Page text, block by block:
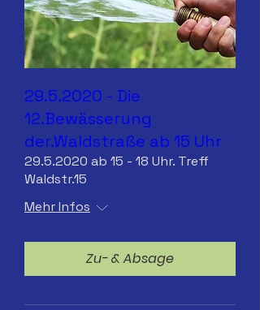
29.5.2020 - Die
12.Bewässerung
der.Waldstraße ab 15 Uhr
29.5.2020 ab 15 - 18 Uhr. Treff
Waldstr.15
Mehr Infos
Zu- & Absage